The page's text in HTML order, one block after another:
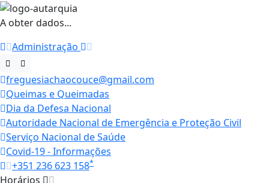
A obter dados...
Administração
freguesiachaocouce@gmail.com
Queimas e Queimadas
Dia da Defesa Nacional
Autoridade Nacional de Emergência e Proteção Civil
Serviço Nacional de Saúde
Covid-19 - Informações
+351 236 623 158*
Horários